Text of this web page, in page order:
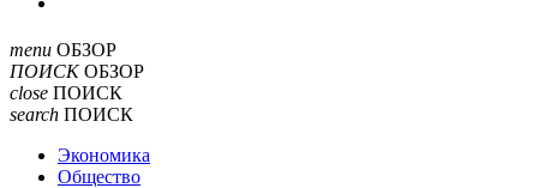
menu ОБЗОР
ПОИСК ОБЗОР
close ПОИСК
search ПОИСК
Экономика
Общество